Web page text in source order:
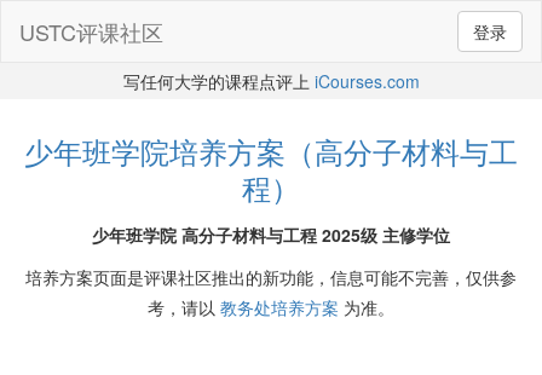
登录
USTC评课社区
写任何大学的课程点评上 iCourses.com
少年班学院培养方案（高分子材料与工
程）
少年班学院 高分子材料与工程 2025级 主修学位
培养方案页面是评课社区推出的新功能，信息可能不完善，仅供参
考，请以 教务处培养方案 为准。